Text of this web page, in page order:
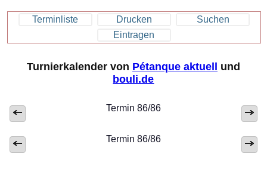
Terminliste Drucken
Suchen
Eintragen
Turnierkalender von Pétanque aktuell und
bouli.de
Termin 86/86
Termin 86/86